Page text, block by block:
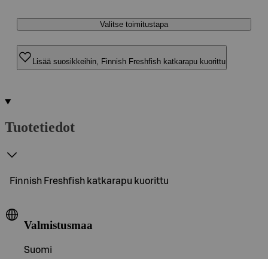
Valitse toimitustapa
Lisää suosikkeihin, Finnish Freshfish katkarapu kuorittu
Tuotetiedot
Finnish Freshfish katkarapu kuorittu
Valmistusmaa
Suomi